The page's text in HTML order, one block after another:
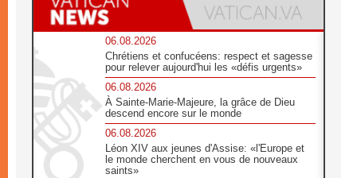
06.08.2026
Chrétiens et confucéens: respect et sagesse
pour relever aujourd'hui les «défis urgents»
06.08.2026
À Sainte-Marie-Majeure, la grâce de Dieu
descend encore sur le monde
06.08.2026
Léon XIV aux jeunes d'Assise: «l'Europe et
le monde cherchent en vous de nouveaux
saints»